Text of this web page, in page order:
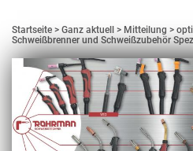
Startseite Ganz aktuell Mitteilung
Schweißbrenner und Schweißzubehör